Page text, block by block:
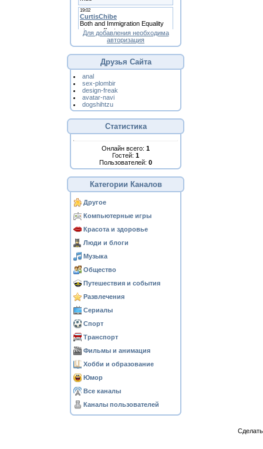
Для добавления необходима
авторизация
Друзья Сайта
anal
sex-plombir
design-freak
avatar-navi
dogshihtzu
Статистика
Онлайн всего: 1
Гостей: 1
Пользователей: 0
Категории Каналов
Другое
Компьютерные игры
Красота и здоровье
Люди и блоги
Музыка
Общество
Путешествия и события
Развлечения
Сериалы
Спорт
Транспорт
Фильмы и анимация
Хобби и образование
Юмор
Все каналы
Каналы пользователей